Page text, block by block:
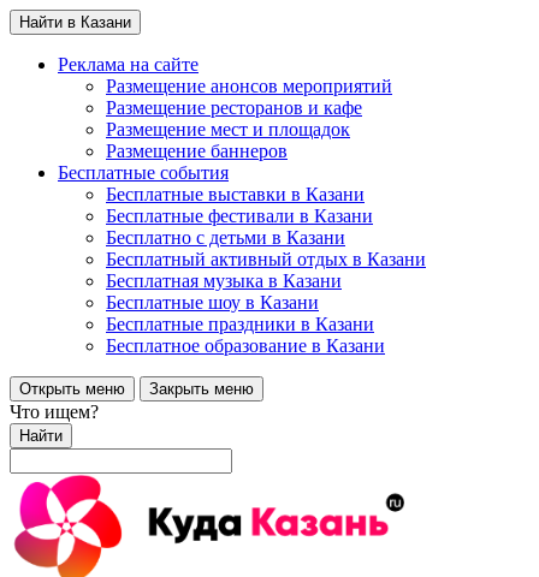
Найти в Казани
Реклама на сайте
Размещение анонсов мероприятий
Размещение ресторанов и кафе
Размещение мест и площадок
Размещение баннеров
Бесплатные события
Бесплатные выставки в Казани
Бесплатные фестивали в Казани
Бесплатно с детьми в Казани
Бесплатный активный отдых в Казани
Бесплатная музыка в Казани
Бесплатные шоу в Казани
Бесплатные праздники в Казани
Бесплатное образование в Казани
Открыть меню Закрыть меню
Что ищем?
Найти